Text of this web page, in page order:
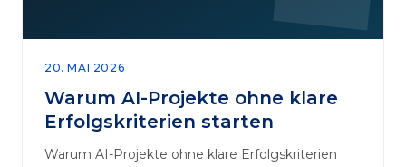
20. MAI 2026
Warum AI-Projekte ohne klare
Erfolgskriterien starten
Warum AI-Projekte ohne klare Erfolgskriterien